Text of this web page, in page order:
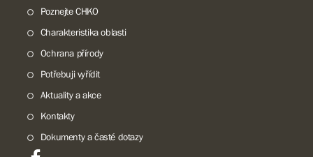
Poznejte CHKO
Charakteristika oblasti
Ochrana přírody
Potřebuji vyřídit
Aktuality a akce
Kontakty
Dokumenty a časté dotazy